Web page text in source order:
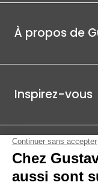
À propos de
Inspirez-vous
Je suis déjà